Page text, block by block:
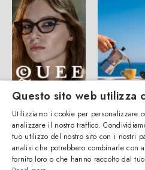
Questo sito web utilizza
Utilizziamo i cookie per personalizzare
analizzare il nostro traffico.
tuo utilizzo del nostro sito con i nostri
analisi che potrebbero combinarle con
fornito loro o che hanno raccolto dal